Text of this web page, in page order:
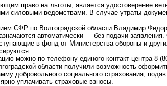
право на льготы, является удостоверение
силовыми ведомствами. В случае утраты
СФР по Волгоградской области Владимир
автоматически — без подачи
в фонд от Министерства обороны и
можно по телефону единого контакт-центра 8
области получили возможность
добровольного социального страхования,
уплачивать страховые взносы.